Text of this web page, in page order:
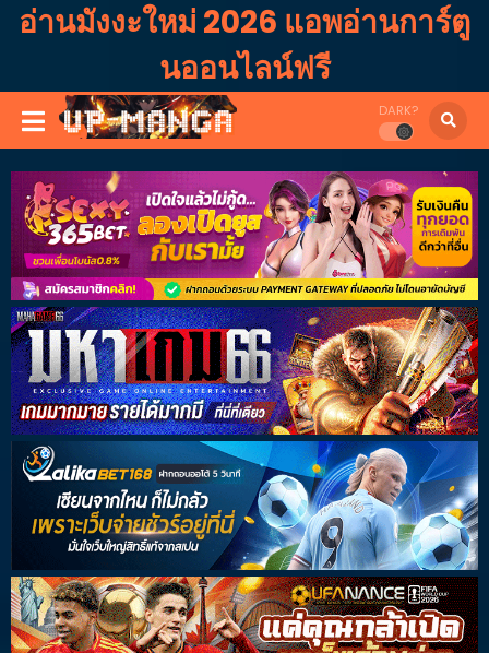
อ่านมังงะใหม่ 2026 แอพอ่านการ์ตู
นออนไลน์ฟรี
DARK?